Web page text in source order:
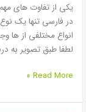
یکی از تفاوت های
در فارسی تنها یک
انواع مختلفی از ها
لطفا طبق تصویر به
Read More »